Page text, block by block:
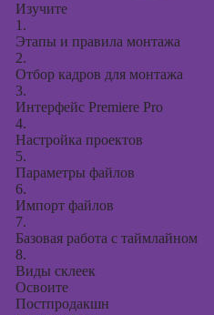
Изучите
1.
Этапы и правила монтажа
2.
Отбор кадров для монтажа
3.
Интерфейс Premiere Pro
4.
Настройка проектов
5.
Параметры файлов
6.
Импорт файлов
7.
Базовая работа с таймлайном
8.
Виды склеек
Освоите
Постпродакшн